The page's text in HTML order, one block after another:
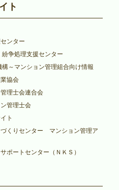
ト
ンター
争処理支援センター
～マンション管理組合向け情報
協会
理士会連合会
管理士会
ト
くりセンター マンション管理ア
ートセンター（ＮＫＳ）